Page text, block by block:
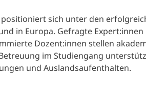
sich unter den
in Europa. Gefragte Expert:innen
Dozent:innen stellen
im Studiengang
und Auslandsaufenthalten.